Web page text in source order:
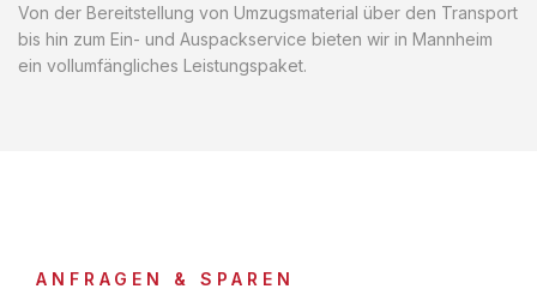
Von der Bereitstellung von Umzugsmaterial über den Transport
bis hin zum Ein- und Auspackservice bieten wir in Mannheim
ein vollumfängliches Leistungspaket.
ANFRAGEN & SPAREN